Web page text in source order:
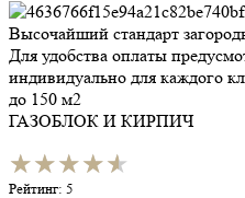
Высочайший стандарт
Для удобства оплаты
индивидуально для каждого
до 150 м2
ГАЗОБЛОК И КИРПИЧ
★★★★★
★★★★★
Рейтинг: 5